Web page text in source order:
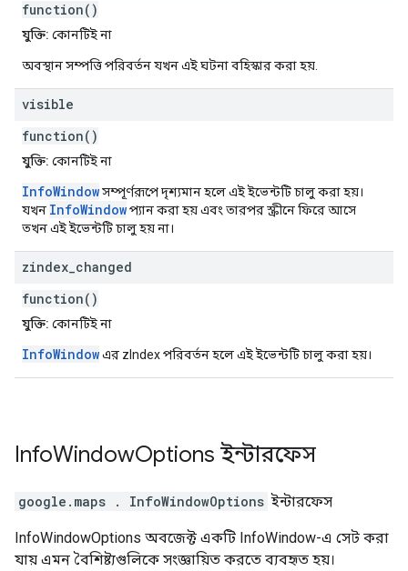
function()
যুক্তি: কোনটিই না
অবস্থান সম্পত্তি পরিবর্তন যখন এই ঘটনা বহিস্কার করা হয়.
visible
function()
যুক্তি: কোনটিই না
InfoWindowসম্পূর্ণরূপে দৃশ্যমান হলে এই ইভেন্টটি চালু করা হয়।
যখন InfoWindowপ্যান করা হয় এবং তারপর স্ক্রীনে ফিরে আসে
তখন এই ইভেন্টটি চালু হয় না।
zindex changed
function()
যুক্তি: কোনটিই না
InfoWindowএর zIndex পরিবর্তন হলে এই ইভেন্টটি চালু করা হয়।
InfoWindowOptions ইন্টারফেস
google.maps . InfoWindowOptions ইন্টারফেস
InfoWindowOptions অবজেক্ট একটি InfoWindow-এ সেট করা
যায় এমন বৈশিষ্ট্যগুলিকে সংজ্ঞায়িত করতে ব্যবহৃত হয়।